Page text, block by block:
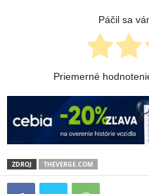
Páčil sa
Priemerné
ZDROJ THEVERGE.COM